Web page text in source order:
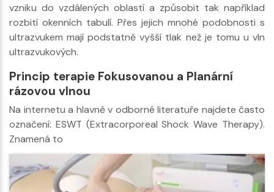
vzniku do vzdálených oblastí a způsobit tak například
rozbití okenních tabulí. Přes jejich mnohé podobnosti s
ultrazvukem mají podstatně vyšší tlak než je tomu u vln
ultrazvukových.
Princip terapie Fokusovanou a Planární
rázovou vlnou
Na internetu a hlavně v odborné literatuře najdete často
označení: ESWT (Extracorporeal Shock Wave Therapy).
Znamená to